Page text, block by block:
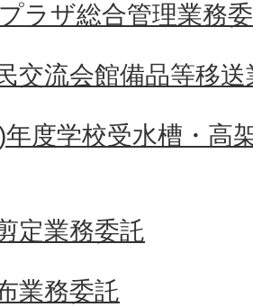
ラザ総合管理業務
交流会館備品等移
度学校受水槽・高
定業務委託
業務委託